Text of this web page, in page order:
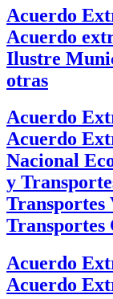
Acuerdo
Acuerdo
Ilustre
otras
Acuerdo
Acuerdo
Nacional
y
Acuerdo
Acuerdo